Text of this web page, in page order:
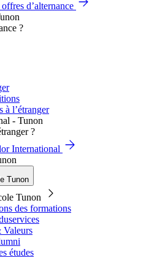
d’alternance
?
à l’étranger
?
International
Tunon
Tunon
des formations
études